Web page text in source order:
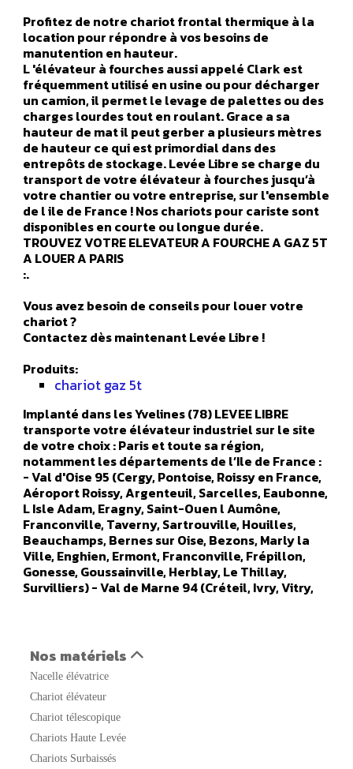
Profitez de notre chariot frontal thermique à la
location pour répondre à vos besoins de
manutention en hauteur.
L 'élévateur à fourches aussi appelé Clark est
fréquemment utilisé en usine ou pour décharger
un camion, il permet le levage de palettes ou des
charges lourdes tout en roulant. Grace a sa
hauteur de mat il peut gerber a plusieurs mètres
de hauteur ce qui est primordial dans des
entrepôts de stockage. Levée Libre se charge du
transport de votre élévateur à fourches jusqu’à
votre chantier ou votre entreprise, sur l'ensemble
de l ile de France ! Nos chariots pour cariste sont
disponibles en courte ou longue durée.
TROUVEZ VOTRE ELEVATEUR A FOURCHE A GAZ 5T
A LOUER A PARIS
:.
Vous avez besoin de conseils pour louer votre
chariot ?
Contactez dès maintenant Levée Libre !
Produits:
chariot gaz 5t
Implanté dans les Yvelines (78) LEVEE LIBRE
transporte votre élévateur industriel sur le site
de votre choix : Paris et toute sa région,
notamment les départements de l’Ile de France :
- Val d'Oise 95 (Cergy, Pontoise, Roissy en France,
Aéroport Roissy, Argenteuil, Sarcelles, Eaubonne,
L Isle Adam, Eragny, Saint-Ouen l Aumône,
Franconville, Taverny, Sartrouville, Houilles,
Beauchamps, Bernes sur Oise, Bezons, Marly la
Ville, Enghien, Ermont, Franconville, Frépillon,
Gonesse, Goussainville, Herblay, Le Thillay,
Survilliers) - Val de Marne 94 (Créteil, Ivry, Vitry,
sur Marne, Chevilly Larue, Fresnes, Gentilly, Le
Kremlin Bicêtre, L Hays Les Roses, Maisons Alfort,
Nogent sur Marne, Orly, Aéroport Orly, Rungis,
Saint Maur des Fosses, Sucy en Brie, Thiais,
Vanves, Valenton, Villejuif, Villeneuve le Roi,
Villeneuve Saint Georges) - Seine Saint Denis 93
(Saint Denis, Aulnay sous Bois, Noisy le Grand,
Noisy le Sec, Bobigny, Saint Ouen, Rosny sous bois,
Nos matériels
Nacelle élévatrice
Chariot élévateur
Chariot télescopique
Chariots Haute Levée
Chariots Surbaissés